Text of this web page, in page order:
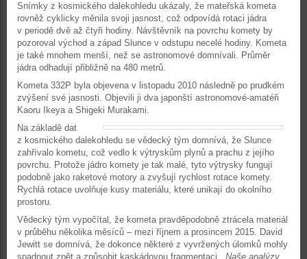
Snímky z kosmického dalekohledu ukázaly, že mateřská kometa
rovněž cyklicky měnila svoji jasnost, což odpovídá rotaci jádra
v periodě dvě až čtyři hodiny. Návštěvník na povrchu komety by
pozoroval východ a západ Slunce v odstupu necelé hodiny. Kometa
je také mnohem menší, než se astronomové domnívali. Průměr
jádra odhadují přibližně na 480 metrů.
Kometa 332P byla objevena v listopadu 2010 následně po prudkém
zvýšení své jasnosti. Objevili ji dva japonští astronomové-amatéři
Kaoru Ikeya a Shigeki Murakami.
Na základě dat
z kosmického dalekohledu se vědecký tým domnívá, že Slunce
zahřívalo kometu, což vedlo k výtryskům plynů a prachu z jejího
povrchu. Protože jádro komety je tak malé, tyto výtrysky fungují
podobně jako raketové motory a zvyšují rychlost rotace komety.
Rychlá rotace uvolňuje kusy materiálu, které unikají do okolního
prostoru.
Vědecký tým vypočítal, že kometa pravděpodobně ztrácela materiál
v průběhu několika měsíců – mezi říjnem a prosincem 2015. David
Jewitt se domnívá, že dokonce některé z vyvržených úlomků mohly
spadnout zpět a způsobit kaskádovou fragmentaci. „Naše analýzy